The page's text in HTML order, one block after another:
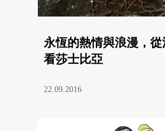
永恆的熱情與浪漫，
看莎士比亞
22.09.2016